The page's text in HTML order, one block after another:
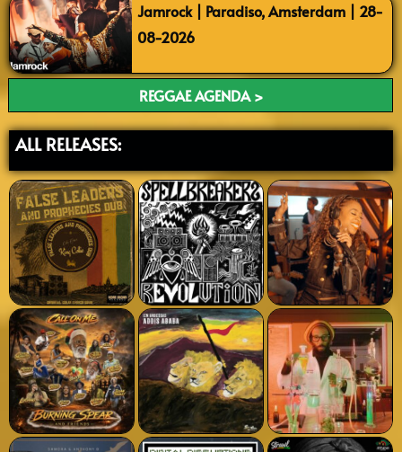
Jamrock | Paradiso, Amsterdam | 28-
08-2026
REGGAE AGENDA >
ALL RELEASES: